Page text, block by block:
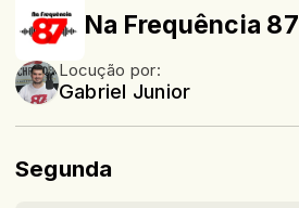
Na Frequência 87
Locução por:
Gabriel Junior
Segunda